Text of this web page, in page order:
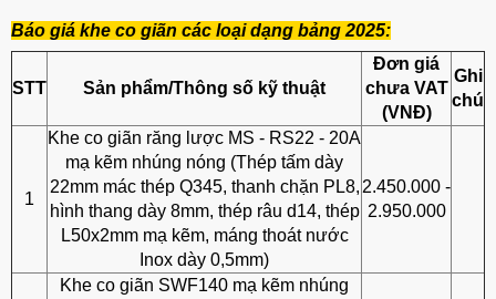
Báo giá khe co giãn các loại dạng bảng 2025:
STT Sản phẩm/Thông số kỹ thuật
Đơn giá
chưa VAT
(VNĐ)
Ghi
chú
1
Khe co giãn răng lược MS - RS22 - 20A
mạ kẽm nhúng nóng (Thép tấm dày
22mm mác thép Q345, thanh chặn PL8,
hình thang dày 8mm, thép râu d14, thép
L50x2mm mạ kẽm, máng thoát nước
Inox dày 0,5mm)
2.450.000 -
2.950.000
Khe co giãn SWF140 mạ kẽm nhúng